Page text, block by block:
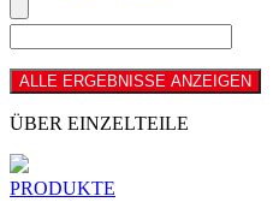
ÜBER EINZELTEILE
PRODUKTE